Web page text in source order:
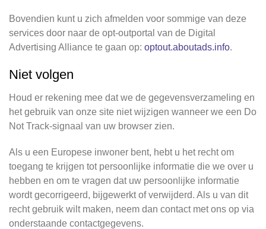
Bovendien kunt u zich afmelden voor sommige van deze
services door naar de opt-outportal van de Digital
Advertising Alliance te gaan op: optout.aboutads.info.
Niet volgen
Houd er rekening mee dat we de gegevensverzameling en
het gebruik van onze site niet wijzigen wanneer we een Do
Not Track-signaal van uw browser zien.
Als u een Europese inwoner bent, hebt u het recht om
toegang te krijgen tot persoonlijke informatie die we over u
hebben en om te vragen dat uw persoonlijke informatie
wordt gecorrigeerd, bijgewerkt of verwijderd. Als u van dit
recht gebruik wilt maken, neem dan contact met ons op via
onderstaande contactgegevens.